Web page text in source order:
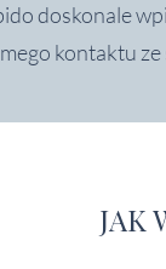
doskonale
kontaktu
JAK